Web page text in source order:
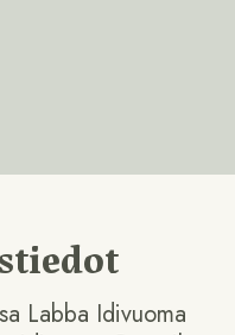
Labba Idivuoma